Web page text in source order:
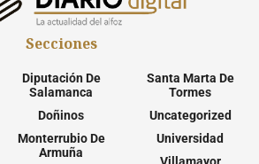
Secciones
Diputación De
Salamanca
Doñinos
Monterrubio De
Armuña
Santa Marta De
Tormes
Uncategorized
Universidad